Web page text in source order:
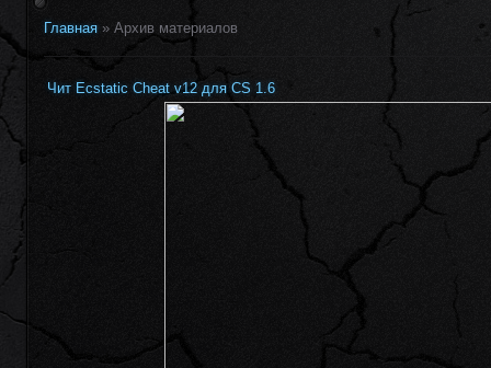
Главная » Архив материалов
Чит Ecstatic Cheat v12 для CS 1.6